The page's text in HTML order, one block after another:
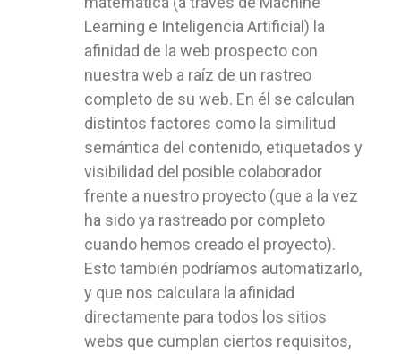
Learning e Inteligencia Artificial) la
afinidad de la web prospecto con
nuestra web a raíz de un rastreo
completo de su web. En él se calculan
distintos factores como la similitud
semántica del contenido, etiquetados y
visibilidad del posible colaborador
frente a nuestro proyecto (que a la vez
ha sido ya rastreado por completo
cuando hemos creado el proyecto).
Esto también podríamos automatizarlo,
y que nos calculara la afinidad
directamente para todos los sitios
webs que cumplan ciertos requisitos,